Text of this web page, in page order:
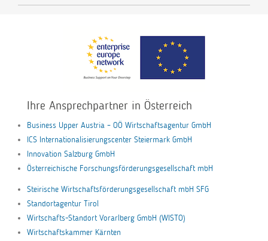
Ihre Ansprechpartner in Österreich
Business Upper Austria – OÖ Wirtschaftsagentur GmbH
ICS Internationalisierungscenter Steiermark GmbH
Innovation Salzburg GmbH
Österreichische Forschungsförderungsgesellschaft mbH
Steirische Wirtschaftsförderungsgesellschaft mbH SFG
Standortagentur Tirol
Wirtschafts-Standort Vorarlberg GmbH (WISTO)
Wirtschaftskammer Kärnten